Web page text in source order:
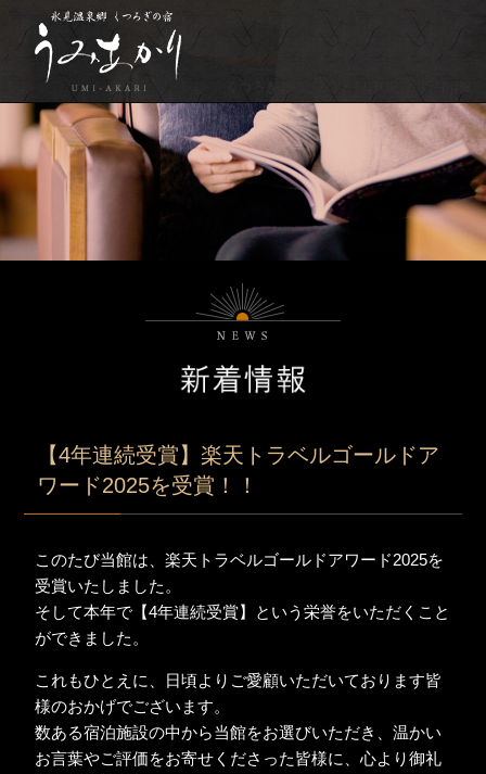
【4年連続受賞】楽天トラベルゴールドア
ワード2025を受賞！！
このたび当館は、楽天トラベルゴールドアワード2025を
受賞いたしました。
そして本年で【4年連続受賞】という栄誉をいただくこと
ができました。
これもひとえに、日頃よりご愛顧いただいております皆
様のおかげでございます。
数ある宿泊施設の中から当館をお選びいただき、温かい
お言葉やご評価をお寄せくださった皆様に、心より御礼